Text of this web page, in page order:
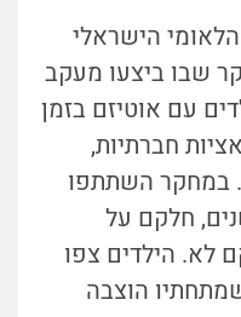
הלאומי הישראלי
מוצג מחקר שבו ביצעו מעקב
עם אוטיזם בזמן
חברתיות,
במחקר השתתפו
וילדות בני 8-1 שנים, חלקם על
לא. הילדים צפו
הוצבה